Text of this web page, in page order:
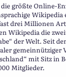
größte Online-
drei Millionen
Wikipedia die
der Welt. Seit
gemeinnütziger
mit Sitz in
Mitglieder.